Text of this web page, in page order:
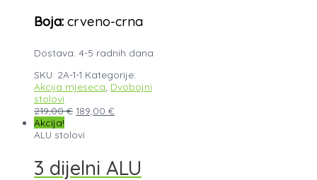
Boja: crveno-crna
Dostava: 4-5 radnih dana
SKU: 2A-1-1 Kategorije:
Akcija mjeseca Dvobojni
stolovi
219,00€ 189,00 €
Akcija!
ALU stolovi
3 dijelni ALU